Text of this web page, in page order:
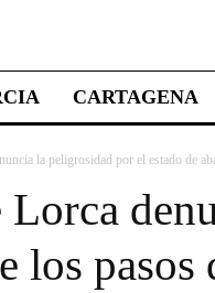
CARTAGENA
la peligrosidad por el estado de
Lorca
los